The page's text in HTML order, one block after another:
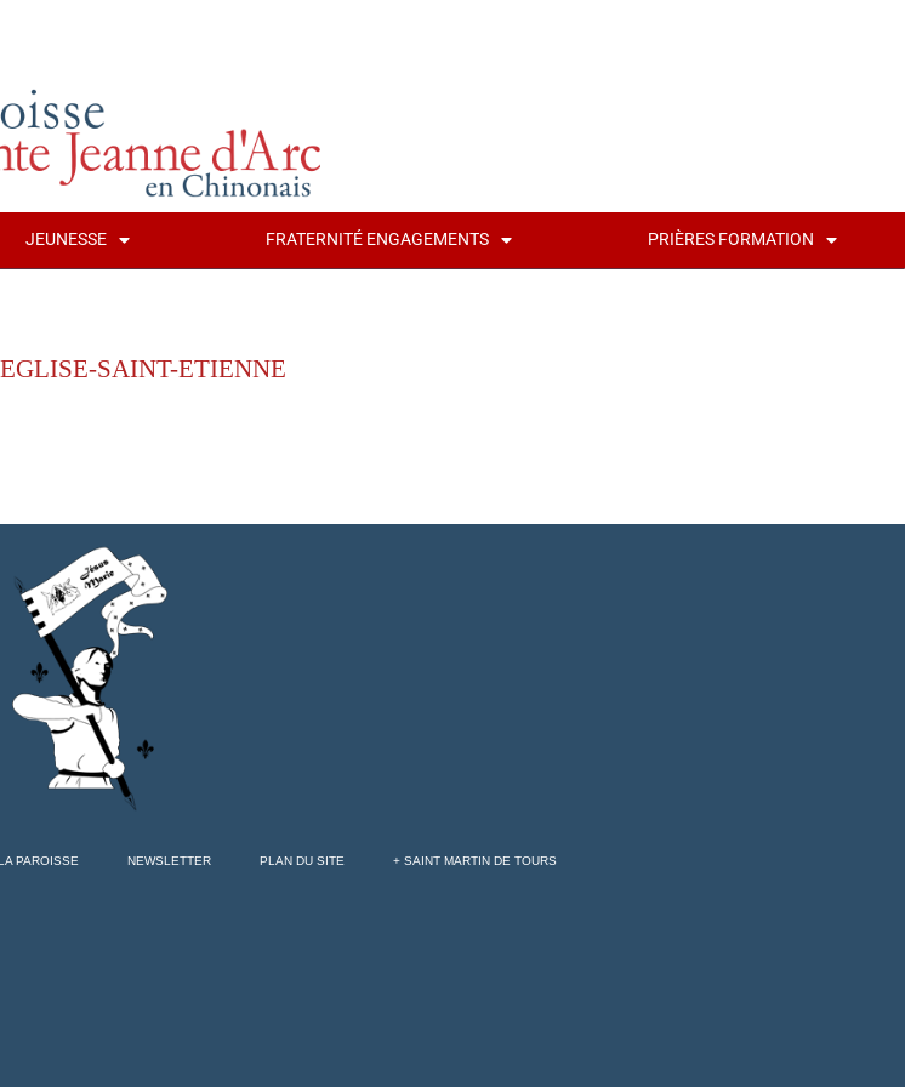
JEUNESSE FRATERNITÉ ENGAGEMENTS PRIÈRES FORMATION
SAINT-ETIENNE
PAROISSE NEWSLETTER PLAN DU SITE + SAINT MARTIN DE TOURS